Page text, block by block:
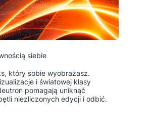
siebie
który sobie wyobrażasz.
i światowej klasy
pomagają uniknąć
niezliczonych edycji i odbić.